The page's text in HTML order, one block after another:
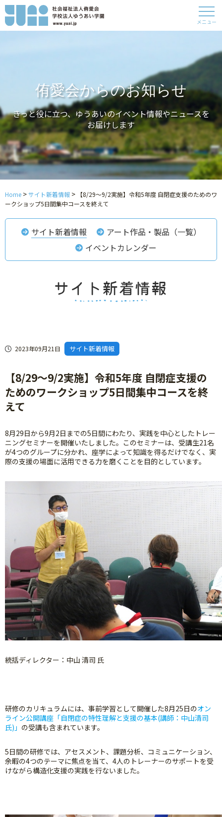
メニュー
侑愛会からのお知らせ
きっと役に立つ、ゆうあいのイベント情報やニュースを
お届けします
Home >サイト新着情報 >
【8/29～9/2実施】令和5年度 自閉症支援のためのワ
ークショップ5日間集中コースを終えて
サイト新着情報
アート作品・製品（一覧）
イベントカレンダー
2023年09月21日 サイト新着情報
【8/29～9/2実施】令和5年度 自閉症支援の
ためのワークショップ5日間集中コースを終
えて
8月29日から9月2日までの5日間にわたり、実践を中心としたトレー
ニングセミナーを開催いたしました。このセミナーは、受講生21名
が4つのグループに分かれ、座学によって知識を得るだけでなく、実
際の支援の場面に活用できる力を磨くことを目的としています。
統括ディレクター：中山 清司 氏
研修のカリキュラムには、事前学習として開催した8月25日のオン
ライン公開講座「自閉症の特性理解と支援の基本(講師：中山清司
氏)」 の受講も含まれています。
5日間の研修では、アセスメント、課題分析、コミュニケーション、
余暇の4つのテーマに焦点を当て、4人のトレーナーのサポートを受
けながら構造化支援の実践を行ないました。